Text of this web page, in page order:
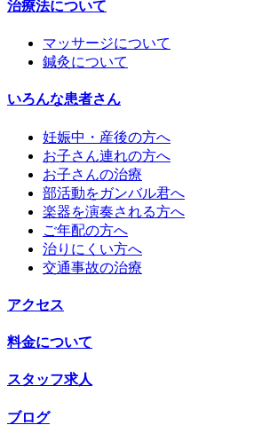
治療法について
マッサージについて
鍼灸について
いろんな患者さん
妊娠中・産後の方へ
お子さん連れの方へ
お子さんの治療
部活動をガンバル君へ
楽器を演奏される方へ
ご年配の方へ
治りにくい方へ
交通事故の治療
アクセス
料金について
スタッフ求人
ブログ